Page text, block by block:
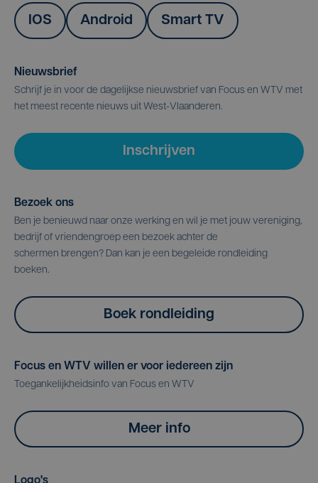
IOS Android Smart TV
Nieuwsbrief
Schrijf je in voor de dagelijkse nieuwsbrief van Focus en WTV met
het meest recente nieuws uit West-Vlaanderen.
Inschrijven
Bezoek ons
Ben je benieuwd naar onze werking en wil je met jouw vereniging,
bedrijf of vriendengroep een bezoek achter de
schermen brengen? Dan kan je een begeleide rondleiding
boeken.
Boek rondleiding
Focus en WTV willen er voor iedereen zijn
Toegankelijkheidsinfo van Focus en WTV
Meer info